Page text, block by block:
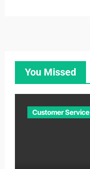
You Missed
Customer Service